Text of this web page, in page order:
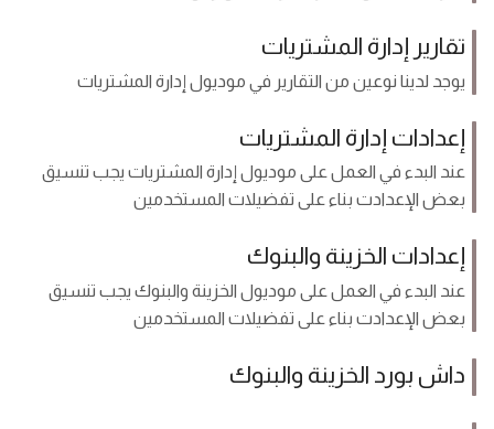
تقارير إدارة المشتريات
يوجد لدينا نوعين من التقارير في موديول إدارة المشتريات
إعدادات إدارة المشتريات
عند البدء في العمل على موديول إدارة المشتريات يجب تنسيق
بعض الإعدادت بناء على تفضيلات المستخدمين
إعدادات الخزينة والبنوك
عند البدء في العمل على موديول الخزينة والبنوك يجب تنسيق
بعض الإعدادت بناء على تفضيلات المستخدمين
داش بورد الخزينة والبنوك